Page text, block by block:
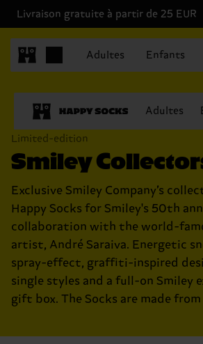
Livraison gratuite à partir de 25 EUR
Adultes Enfants
Adultes
Limited-edition
Smiley
Exclusive Smiley Company’s
Happy Socks for Smiley's 50th
collaboration with the world-
artist, André Saraiva. Energetic
spray-effect, graffiti-inspired
single styles and a full-on Smiley
gift box. The Socks are made